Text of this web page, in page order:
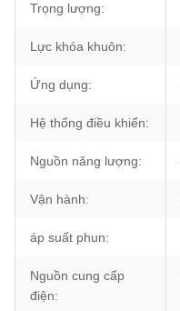
Trọng lượng:
Lực khóa khuôn:
Ứng dụng:
Hệ thống điều khiển:
Nguồn năng lượng:
Vận hành:
áp suất phun:
Nguồn cung cấp
điện: